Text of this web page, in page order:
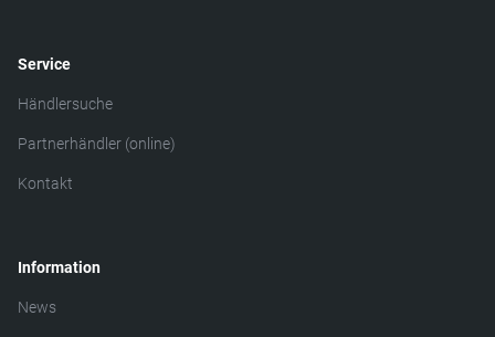
Service
Händlersuche
Partnerhändler (online)
Kontakt
Information
News